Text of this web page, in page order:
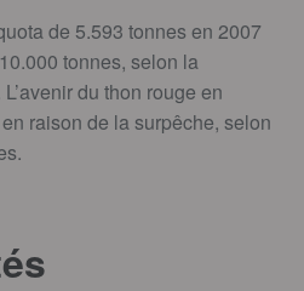
de 5.593 tonnes en 2007
tonnes, selon la
du thon rouge en
raison de la surpêche, selon